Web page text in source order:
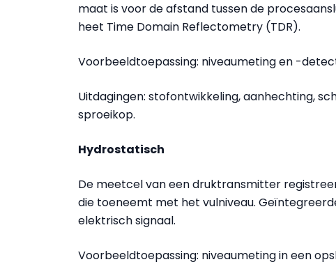
maat is voor de afstand tussen de
heet Time Domain Reflectometry (TDR).
Voorbeeldtoepassing: niveaumeting en -
Uitdagingen: stofontwikkeling, aanhechting,
sproeikop.
Hydrostatisch
De meetcel van een druktransmitter
die toeneemt met het vulniveau.
elektrisch signaal.
Voorbeeldtoepassing: niveaumeting in een